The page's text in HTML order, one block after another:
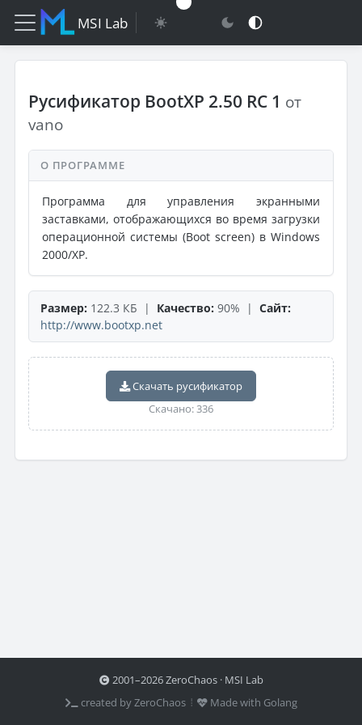
MSI Lab
Русификатор BootXP 2.50 RC 1 от
vano
О ПРОГРАММЕ
Программа для управления экранными
заставками, отображающихся во время загрузки
операционной системы (Boot screen) в Windows
2000/XP.
Размер: 122.3 КБ | Качество: 90% | Сайт:
http://www.bootxp.net
Скачать русификатор
Скачано: 336
2001–2026 ZeroChaos · MSI Lab
created by ZeroChaos ⦙
Made with Golang